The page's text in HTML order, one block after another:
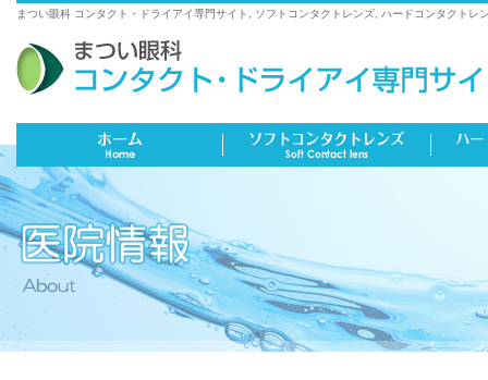
まつい眼科 コンタクト・ドライアイ専門サイト, ソフトコンタクトレンズ, ハードコンタクトレ